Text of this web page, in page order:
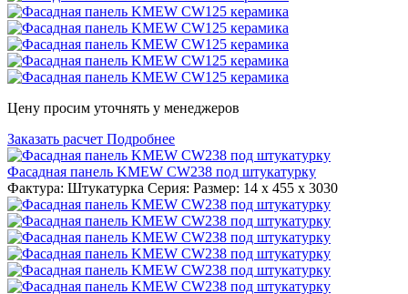
Цену просим уточнять у менеджеров
Заказать расчет Подробнее
Фасадная панель KMEW CW238 под штукатурку
Фактура: Штукатурка Серия: Размер: 14 x 455 x 3030